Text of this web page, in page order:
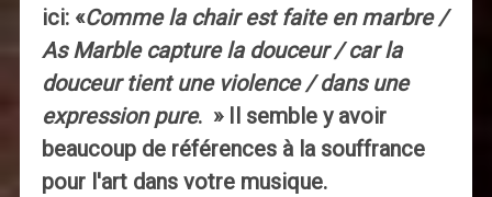
ici: «Comme la chair est faite en marbre /
As Marble capture la douceur / car la
douceur tient une violence / dans une
expression pure. » Il semble y avoir
beaucoup de références à la souffrance
pour l'art dans votre musique.